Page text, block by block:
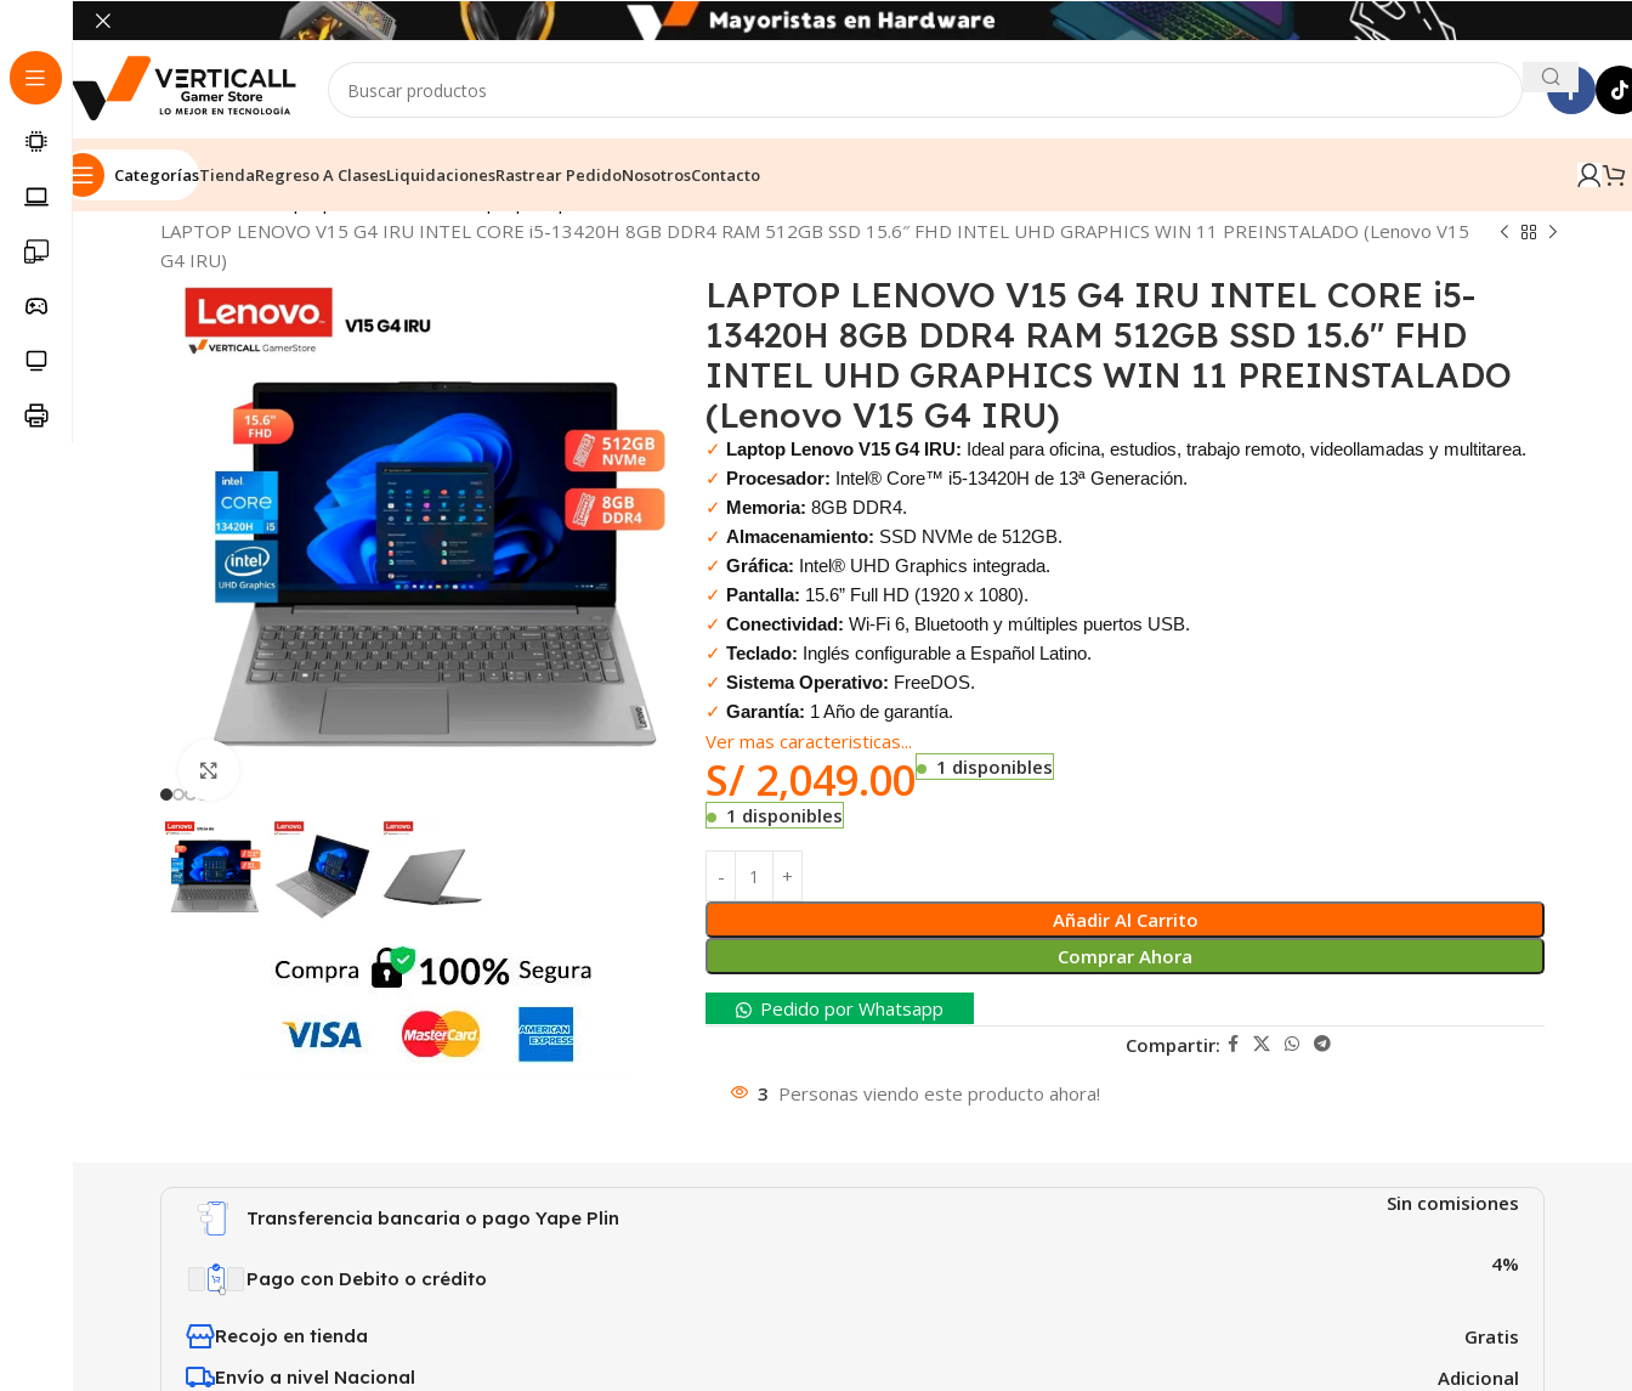
CategoríasTiendaRegreso A ClasesLiquidacionesRastrear PedidoNosotrosContacto
Inicio
LAPTOP LENOVO V15 G4 IRU INTEL CORE i5-13420H 8GB DDR4 RAM 512GB SSD 15.6″ FHD INTEL UHD GRAPHICS WIN 11 PREINSTALADO (Lenovo V15
G4 IRU)
LAPTOP LENOVO V15 G4 IRU INTEL CORE i5-
13420H 8GB DDR4 RAM 512GB SSD 15.6″ FHD
INTEL UHD GRAPHICS WIN 11 PREINSTALADO
(Lenovo V15 G4 IRU)
✓ Laptop Lenovo V15 G4 IRU: Ideal para oficina, estudios, trabajo remoto, videollamadas y multitarea.
✓ Procesador: Intel® Core™ i5-13420H de 13ª Generación.
✓ Memoria: 8GB DDR4.
✓ Almacenamiento: SSD NVMe de 512GB.
✓ Gráfica: Intel® UHD Graphics integrada.
✓ Pantalla: 15.6” Full HD (1920 x 1080).
✓ Conectividad: Wi-Fi 6, Bluetooth y múltiples puertos USB.
✓ Teclado: Inglés configurable a Español Latino.
✓ Sistema Operativo: FreeDOS.
✓ Garantía: 1 Año de garantía.
Ver mas caracteristicas...
S/ 2,049.00
1 disponibles
1 disponibles
Añadir Al Carrito
Comprar Ahora
Pedido por Whatsapp
Compartir:
3 Personas viendo este producto ahora!
Transferencia bancaria o pago Yape Plin
Sin comisiones
Pago con Debito o crédito
4%
Recojo en tienda Gratis
Envío a nivel Nacional Adicional